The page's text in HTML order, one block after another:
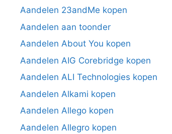
Aandelen 23andMe kopen
Aandelen aan toonder
Aandelen About You kopen
Aandelen AIG Corebridge kopen
Aandelen ALI Technologies kopen
Aandelen Alkami kopen
Aandelen Allego kopen
Aandelen Allegro kopen